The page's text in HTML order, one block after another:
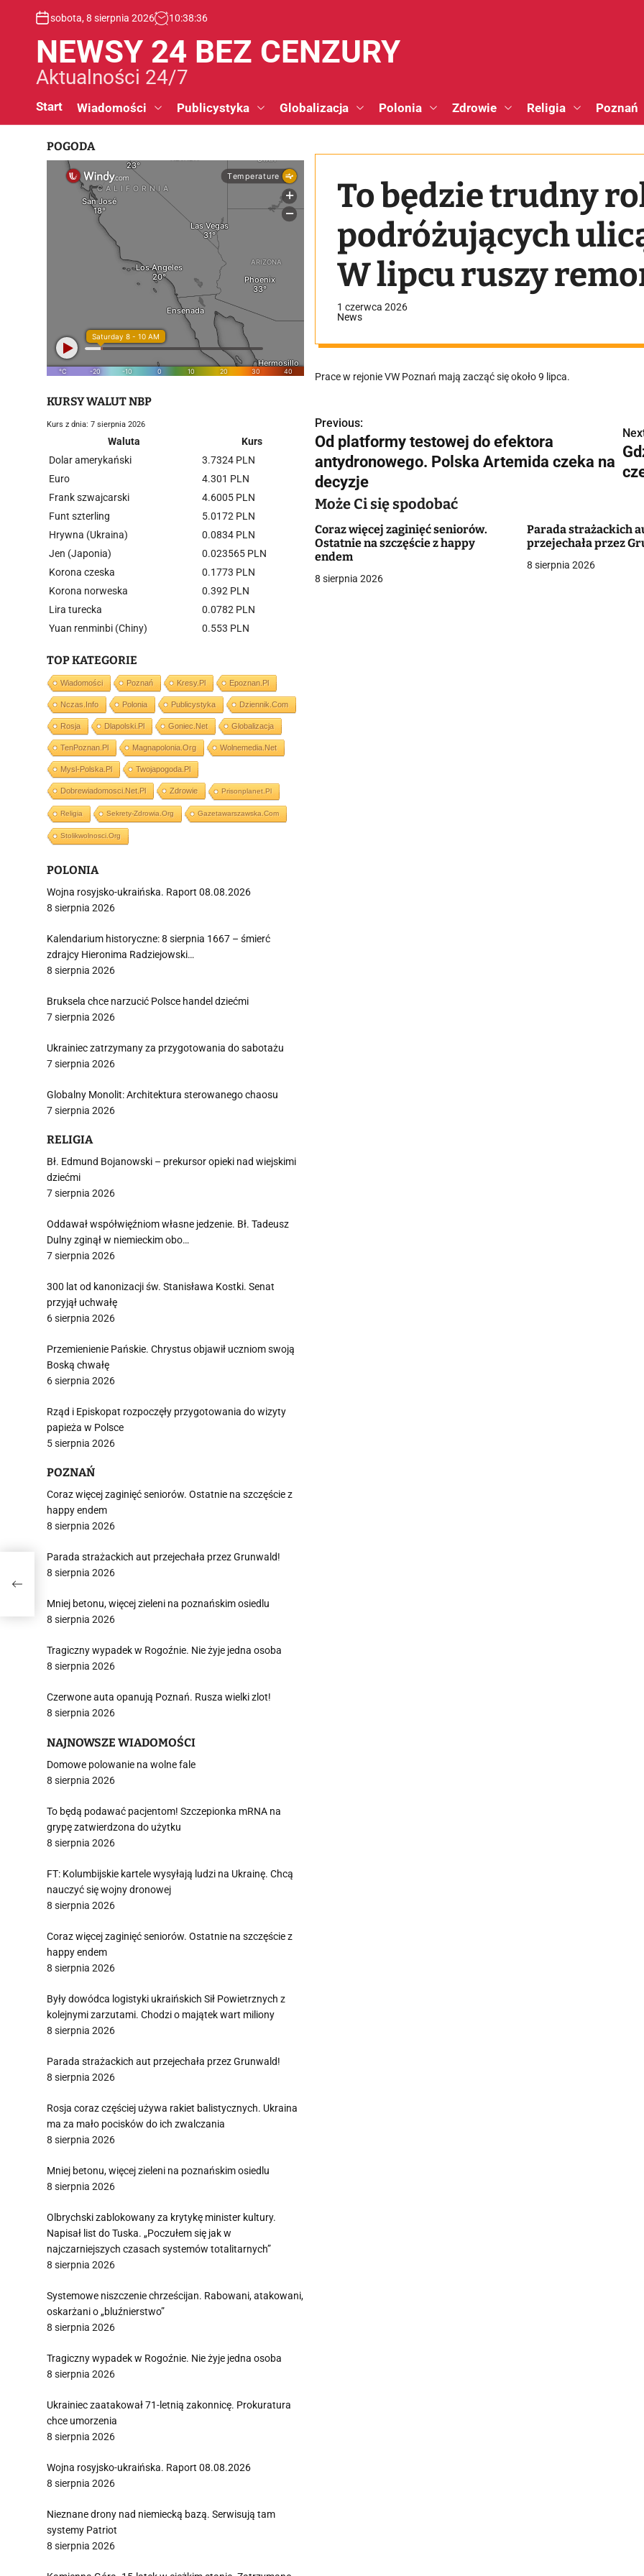
sobota, 8 sierpnia 2026 10:38:37
NEWSY 24 BEZ CENZURY
Aktualności 24/7
Start Wiadomości Publicystyka Globalizacja Polonia Zdrowie Religia Poznań
To będzie trudny
podróżujących
W lipcu ruszy
kolejowego!
1 czerwca 2026
News
Prace w rejonie VW Poznań mają zacząć się około 9 lipca.
N
a
w
i
g
a
Previous:
Od platformy testowej do efektora
antydronowego. Polska Artemida czeka na
decyzje
Może Ci się spodobać
Coraz więcej zaginięć seniorów.
Ostatnie na szczęście z happy
endem
8 sierpnia 2026
Parada strażackich
przejechała przez
8 sierpnia 2026
POGODA
KURSY WALUT NBP
Kurs z dnia: 7 sierpnia 2026
Waluta
Kurs
Dolar amerykański
3.7324 PLN
Euro
4.301 PLN
Frank szwajcarski
4.6005 PLN
Funt szterling
5.0172 PLN
Hrywna (Ukraina)
0.0834 PLN
Jen (Japonia)
0.023565 PLN
Korona czeska
0.1773 PLN
Korona norweska
0.392 PLN
Lira turecka
0.0782 PLN
Yuan renminbi (Chiny)
0.553 PLN
TOP KATEGORIE
Wiadomości Poznań Kresy.pl Epoznan.pl
Nczas.info Polonia Publicystyka Dziennik.com
Rosja Dlapolski.pl Goniec.net Globalizacja
TenPoznan.pl Magnapolonia.org Wolnemedia.net
Mysl-Polska.pl Twojapogoda.pl
Dobrewiadomosci.net.pl Zdrowie Prisonplanet.pl
Religia Sekrety-Zdrowia.org Gazetawarszawska.com
Stolikwolnosci.org
POLONIA
Wojna rosyjsko-ukraińska. Raport 08.08.2026
8 sierpnia 2026
Kalendarium historyczne: 8 sierpnia 1667 – śmierć
zdrajcy Hieronima Radziejowski…
8 sierpnia 2026
Bruksela chce narzucić Polsce handel dziećmi
7 sierpnia 2026
Ukrainiec zatrzymany za przygotowania do sabotażu
7 sierpnia 2026
Globalny Monolit: Architektura sterowanego chaosu
7 sierpnia 2026
RELIGIA
Bł. Edmund Bojanowski – prekursor opieki nad wiejskimi
dziećmi
7 sierpnia 2026
Oddawał współwięźniom własne jedzenie. Bł. Tadeusz
Dulny zginął w niemieckim obo…
7 sierpnia 2026
300 lat od kanonizacji św. Stanisława Kostki. Senat
przyjął uchwałę
6 sierpnia 2026
Przemienienie Pańskie. Chrystus objawił uczniom swoją
Boską chwałę
6 sierpnia 2026
Rząd i Episkopat rozpoczęły przygotowania do wizyty
papieża w Polsce
5 sierpnia 2026
POZNAŃ
Coraz więcej zaginięć seniorów. Ostatnie na szczęście z
happy endem
8 sierpnia 2026
Parada strażackich aut przejechała przez Grunwald!
8 sierpnia 2026
Mniej betonu, więcej zieleni na poznańskim osiedlu
8 sierpnia 2026
Tragiczny wypadek w Rogoźnie. Nie żyje jedna osoba
8 sierpnia 2026
Czerwone auta opanują Poznań. Rusza wielki zlot!
8 sierpnia 2026
NAJNOWSZE WIADOMOŚCI
Domowe polowanie na wolne fale
8 sierpnia 2026
To będą podawać pacjentom! Szczepionka mRNA na
grypę zatwierdzona do użytku
8 sierpnia 2026
FT: Kolumbijskie kartele wysyłają ludzi na Ukrainę. Chcą
nauczyć się wojny dronowej
8 sierpnia 2026
Coraz więcej zaginięć seniorów. Ostatnie na szczęście z
happy endem
8 sierpnia 2026
Były dowódca logistyki ukraińskich Sił Powietrznych z
kolejnymi zarzutami. Chodzi o majątek wart miliony
8 sierpnia 2026
Parada strażackich aut przejechała przez Grunwald!
8 sierpnia 2026
Rosja coraz częściej używa rakiet balistycznych. Ukraina
ma za mało pocisków do ich zwalczania
8 sierpnia 2026
Mniej betonu, więcej zieleni na poznańskim osiedlu
8 sierpnia 2026
Olbrychski zablokowany za krytykę minister kultury.
Napisał list do Tuska. „Poczułem się jak w
najczarniejszych czasach systemów totalitarnych”
8 sierpnia 2026
Systemowe niszczenie chrześcijan. Rabowani, atakowani,
oskarżani o „bluźnierstwo”
8 sierpnia 2026
Tragiczny wypadek w Rogoźnie. Nie żyje jedna osoba
8 sierpnia 2026
Ukrainiec zaatakował 71-letnią zakonnicę. Prokuratura
chce umorzenia
8 sierpnia 2026
Wojna rosyjsko-ukraińska. Raport 08.08.2026
8 sierpnia 2026
Nieznane drony nad niemiecką bazą. Serwisują tam
systemy Patriot
8 sierpnia 2026